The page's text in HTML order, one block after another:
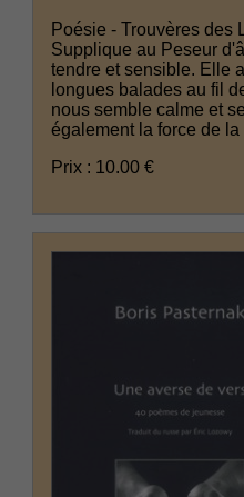
Poésie - Trouvères des
Supplique au Peseur
tendre et sensible. Elle
longues balades au fil
nous semble calme et
également la force de la
Prix : 10.00 €